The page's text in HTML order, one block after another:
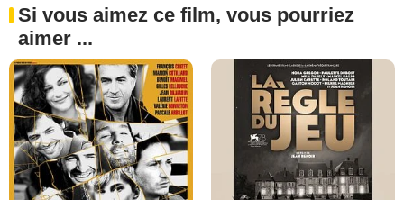
Si vous aimez ce film, vous pourriez
aimer ...